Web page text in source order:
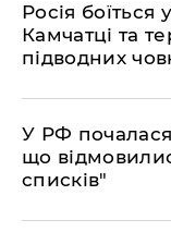
​Росія боїться
Камчатці та
підводних
​У РФ почалася
що
списків"